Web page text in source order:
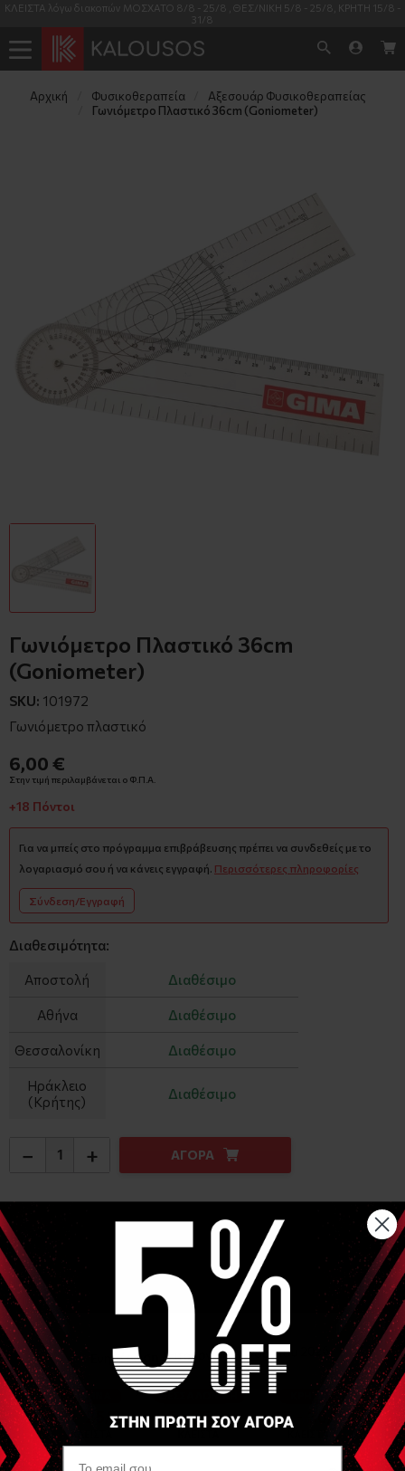
ΚΛΕΙΣΤΑ λόγω διακοπών ΜΟΣΧΑΤΟ 8/8 - 25/8 , ΘΕΣ/ΝΙΚΗ 5/8 - 25/8, ΚΡΗΤΗ 15/8 -
31/8
Αρχική Φυσικοθεραπεία
Αξεσουάρ Φυσικοθεραπείας
Γωνιόμετρο Πλαστικό 36cm (Goniometer)
Γωνιόμετρο Πλαστικό 36cm
(Goniometer)
SKU: 101972
Γωνιόμετρο πλαστικό
6,00 €
Στην τιμή περιλαμβάνεται ο Φ.Π.Α.
+18 Πόντοι
Για να μπείς στο πρόγραμμα επιβράβευσης πρέπει να συνδεθείς με το
λογαριασμό σου ή να κάνεις εγγραφή. Περισσότερες πληροφορίες
Σύνδεση/Εγγραφή
Διαθεσιμότητα:
Αποστολή Διαθέσιμο
Αθήνα Διαθέσιμο
Θεσσαλονίκη Διαθέσιμο
Ηράκλειο
(Κρήτης)
Διαθέσιμο
− + ΑΓΟΡΑ
Αναλυτική Περιγραφή
Πλαστικό Γωνιόμετρο με άξονες μήκους 36cm και
διαβάθμιση γωνιομέτρου 0
- 360 ανά 1
Είδες Πρόσφατα
GIMA
Γωνιόμετρο Πλαστικό
36cm (Goniometer)